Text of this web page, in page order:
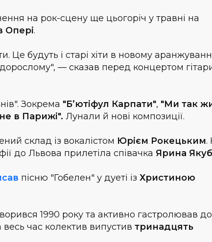
на рок-сцену ще цьогоріч у травні на
Опері.
будуть і старі хіти в новому
— сказав перед концертом
Зокрема "Б’ютіфул Карпати", "Ми так
в Парижі". Лунали й нові композиції.
склад із вокалістом Юрієм Рокецьким.
до Львова прилетіла співачка Ярина
пісню "Гобелен" у дуеті із Христиною
1990 року та активно гастролював до
весь час колектив випустив тринадцять